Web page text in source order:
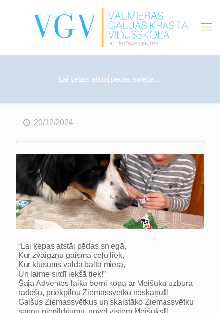
Lai ķepas atstāj pēdas sniegā…
20/12/2024
“Lai ķepas atstāj pēdas sniegā,
Kur zvaigzņu gaisma ceļu liek,
Kur klusums valda baltā mierā,
Un laime sirdī iekšā tiek!”
Šajā Adventes laikā bērni kopā ar Meišuku uzbūra
radošu, priekpilnu Ziemassvētku noskaņu!!!
Gaišus Ziemassvētkus un skaistāko Ziemassvētku
sapņu piepildījumu, novēl visiem Meišuks!!!